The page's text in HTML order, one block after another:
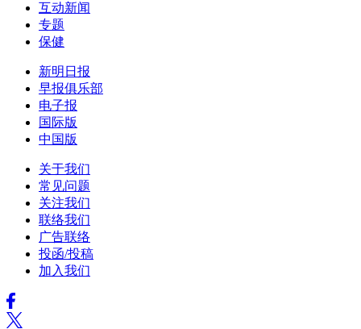
互动新闻
专题
保健
新明日报
早报俱乐部
电子报
国际版
中国版
关于我们
常见问题
关注我们
联络我们
广告联络
投函/投稿
加入我们